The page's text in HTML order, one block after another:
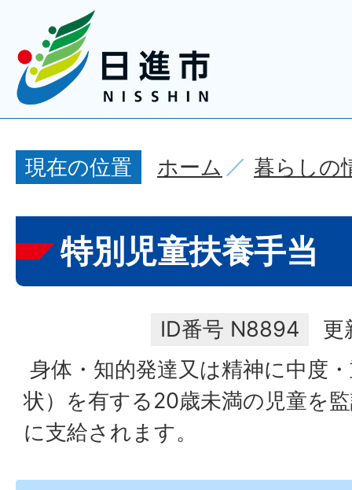
現在の位置 ホーム 暮らしの
特別児童扶養手当
ID番号 N8894
更
身体・知的発達又は精神に中度
状）を有する20歳未満の児童を
に支給されます。